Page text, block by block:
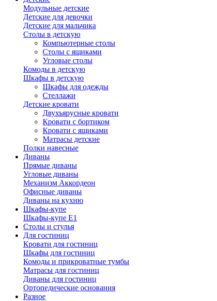
Модульные детские
Детские для девочки
Детские для мальчика
Столы в детскую
Компьютерные столы
Столы с ящиками
Угловые столы
Комоды в детскую
Шкафы в детскую
Шкафы для одежды
Стеллажи
Детские кровати
Двухъярусные кровати
Кровати с бортиком
Кровати с ящиками
Матрасы детские
Полки навесные
Диваны
Прямые диваны
Угловые диваны
Механизм Аккордеон
Офисные диваны
Диваны на кухню
Шкафы-купе
Шкафы-купе Е1
Столы и стулья
Для гостиниц
Кровати для гостиниц
Шкафы для гостиниц
Комоды и прикроватные тумбы
Матрасы для гостиниц
Диваны для гостиниц
Ортопедические основания
Разное